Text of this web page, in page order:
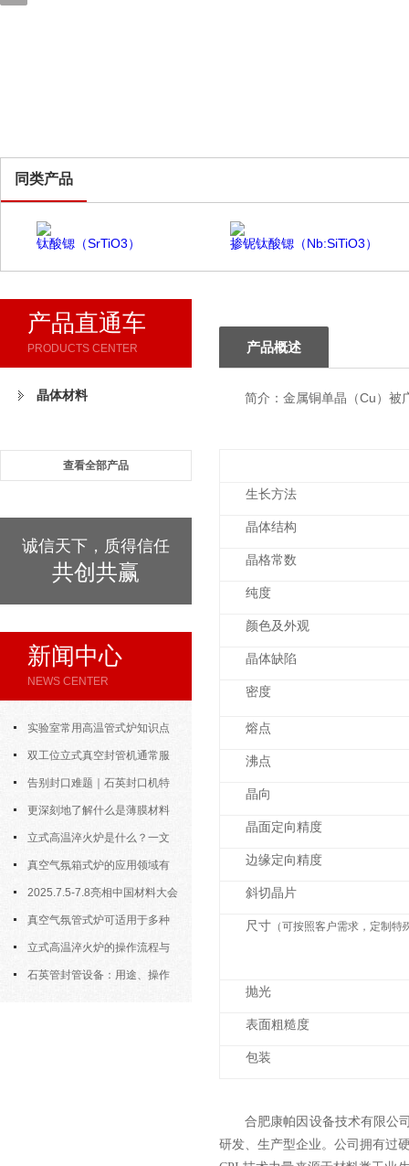
同类产品
钛酸锶（SrTiO3） 掺铌钛酸锶（Nb:SiTiO3）
产品直通车
PRODUCTS CENTER
晶体材料
查看全部产品
诚信天下，质得信任
共创共赢
新闻中心
NEWS CENTER
实验室常用高温管式炉知识点
汇总，新手快速上手
双工位立式真空封管机通常服
务于对气氛敏感的样品制备
告别封口难题｜石英封口机特
点、操作步骤全拆解，小白也能学
会
更深刻地了解什么是薄膜材料
制备？
立式高温淬火炉是什么？一文
看懂它的基本知识
真空气氛箱式炉的应用领域有
哪些？
2025.7.5-7.8亮相中国材料大会
2025暨新材料科研仪器与设备展
真空气氛管式炉可适用于多种
材料的高温处理
立式高温淬火炉的操作流程与
核心要点解析
石英管封管设备：用途、操作
产品概述
简介：金属铜单晶（Cu）被
生长方法
晶体结构
晶格常数
纯度
颜色及外观
晶体缺陷
密度
熔点
沸点
晶向
晶面定向精度
边缘定向精度
斜切晶片
尺寸 （可按照客户需求，定制特
抛光
表面粗糙度
包装
合肥康帕因设备技术有限公
研发、生产型企业。公司拥有过